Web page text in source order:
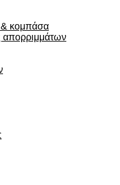
κομπάσα
απορριμμάτων